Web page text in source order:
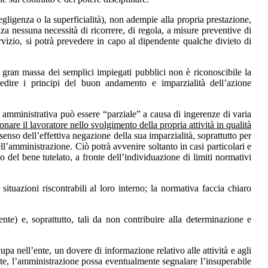
o la superficialità), non adempie alla propria prestazione,
nessuna necessità di ricorrere, di regola, a misure preventive di
si potrà prevedere in capo al dipendente qualche divieto di
massa dei semplici impiegati pubblici non è riconoscibile la
i principi del buon andamento e imparzialità dell’azione
può essere “parziale” a causa di ingerenze di varia
il lavoratore nello svolgimento della propria attività in qualità
dell’effettiva negazione della sua imparzialità, soprattutto per
Ciò potrà avvenire soltanto in casi particolari e
del bene tutelato, a fronte dell’individuazione di limiti normativi
riscontrabili al loro interno; la normativa faccia chiaro
e, soprattutto, tali da non contribuire alla determinazione e
nell’ente, un dovere di informazione relativo alle attività e agli
possa eventualmente segnalare l’insuperabile